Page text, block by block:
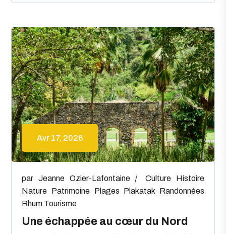
Avr 17, 2026
Une échappée au cœur du Nord
parJeanne Ozier-Lafontaine Culture
Histoire
Nature Patrimoine Plages Plakatak Randonnées
Rhum Tourisme